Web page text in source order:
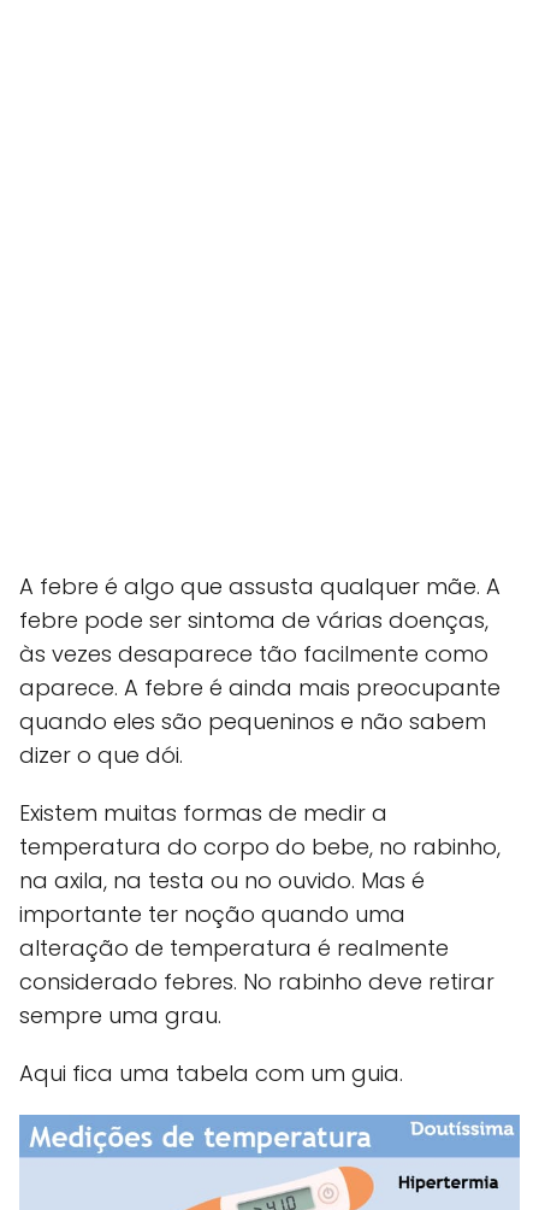
A febre é algo que assusta qualquer mãe. A
febre pode ser sintoma de várias doenças,
às vezes desaparece tão facilmente como
aparece. A febre é ainda mais preocupante
quando eles são pequeninos e não sabem
dizer o que dói.
Existem muitas formas de medir a
temperatura do corpo do bebe, no rabinho,
na axila, na testa ou no ouvido. Mas é
importante ter noção quando uma
alteração de temperatura é realmente
considerado febres. No rabinho deve retirar
sempre uma grau.
Aqui fica uma tabela com um guia.